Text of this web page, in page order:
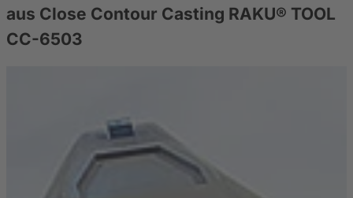
aus Close Contour Casting RAKU® TOOL
CC-6503